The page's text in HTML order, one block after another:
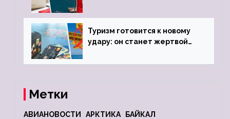
Туризм готовится к новому
удару: он станет жертвой
Метки
АВИАНОВОСТИ АРКТИКА БАЙКАЛ